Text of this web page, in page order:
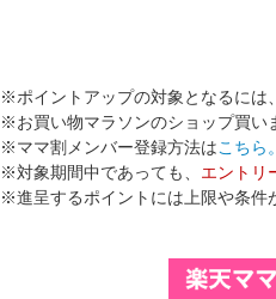
※ポイントアップの対象となるには、
※お買い物マラソンのショップ買い
※ママ割メンバー登録方法はこちら。
※対象期間中であっても、 エントリ
※進呈するポイントには上限や条件